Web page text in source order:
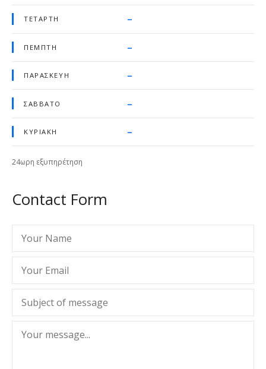
ΤΕΤΆΡΤΗ –
ΠΈΜΠΤΗ –
ΠΑΡΑΣΚΕΥΉ –
ΣΆΒΒΑΤΟ –
ΚΥΡΙΑΚΉ –
24ωρη εξυπηρέτηση
Contact Form